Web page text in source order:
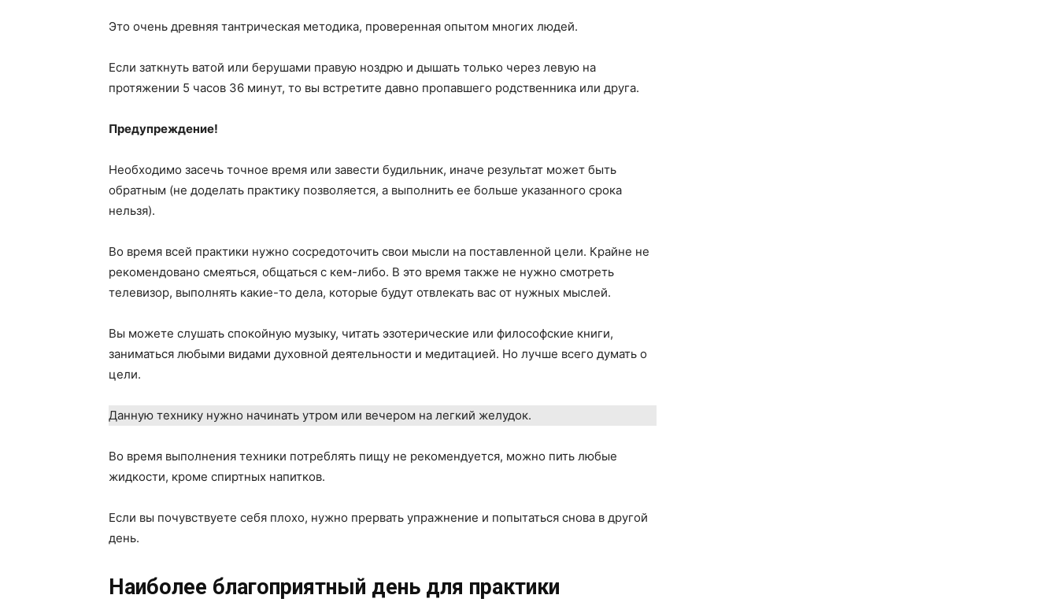
Это очень древняя тантрическая методика, проверенная опытом многих людей.
Если заткнуть ватой или берушами правую ноздрю и дышать только через левую на
протяжении 5 часов 36 минут, то вы встретите давно пропавшего родственника или друга.
Предупреждение!
Необходимо засечь точное время или завести будильник, иначе результат может быть
обратным (не доделать практику позволяется, а выполнить ее больше указанного срока
нельзя).
Во время всей практики нужно сосредоточить свои мысли на поставленной цели. Крайне не
рекомендовано смеяться, общаться с кем-либо. В это время также не нужно смотреть
телевизор, выполнять какие-то дела, которые будут отвлекать вас от нужных мыслей.
Вы можете слушать спокойную музыку, читать эзотерические или философские книги,
заниматься любыми видами духовной деятельности и медитацией. Но лучше всего думать о
цели.
Данную технику нужно начинать утром или вечером на легкий желудок.
Во время выполнения техники потреблять пищу не рекомендуется, можно пить любые
жидкости, кроме спиртных напитков.
Если вы почувствуете себя плохо, нужно прервать упражнение и попытаться снова в другой
день.
Наиболее благоприятный день для практики